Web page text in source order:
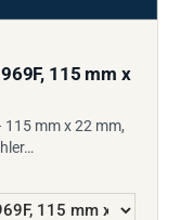
115 mm x
115 mm x 22 mm,